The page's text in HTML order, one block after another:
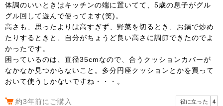
体調のいいときはキッチンの端に置いてて、5歳の息子がグル
グル回して遊んで使ってます(笑)。
高さも、思ったよりは高すぎず、野菜を切るとき、お鍋で炒め
たりするときと、自分がちょうど良い高さに調節できたのでよ
かったです。
困っているのは、直径35cmなので、合うクッションカバーが
なかなか見つからないこと。多分円座クッションとかを買って
おいて使うしかないですね・・・。
約3年前にご購入 役に立った 4